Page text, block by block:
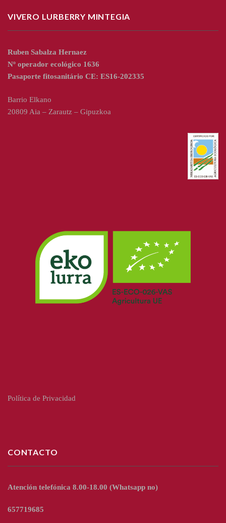
VIVERO LURBERRY MINTEGIA
Ruben Sabalza Hernaez
Nº operador ecológico 1636
Pasaporte fitosanitário CE: ES16-202335
Barrio Elkano
20809 Aia – Zarautz – Gipuzkoa
Política de Privacidad
CONTACTO
Atención telefónica 8.00-18.00 (Whatsapp no)
657719685